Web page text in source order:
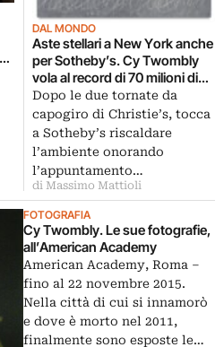
DAL MONDO
Aste stellari a New York anche
per Sotheby’s. Cy Twombly
vola al record di 70 milioni di
dollari. Best price anche per
Mike Kelley
Dopo le due tornate da
capogiro di Christie’s, tocca
a Sotheby’s riscaldare
l’ambiente onorando
l’appuntamento…
di Massimo Mattioli
FOTOGRAFIA
Cy Twombly. Le sue fotografie,
all’American Academy
American Academy, Roma –
fino al 22 novembre 2015.
Nella città di cui si innamorò
e dove è morto nel 2011,
finalmente sono esposte le…